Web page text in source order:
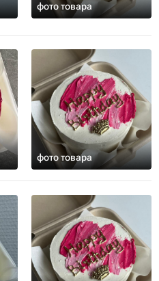
фото товара
фото товара